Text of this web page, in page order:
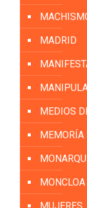
MADRID
MEDIOS
MEMORÍA
MONCLOA